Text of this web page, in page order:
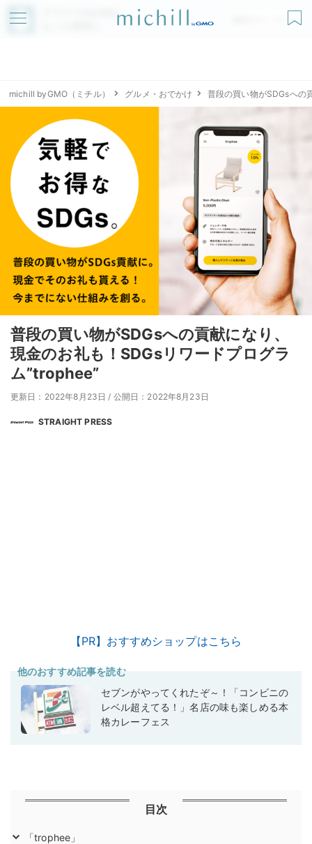
アプリでmichillが
無料ダウンロード
michill byGMO（ミチル） グルメ・おでかけ 普段の買い物がSDGsへの
普段の買い物がSDGsへの貢献になり、
現金のお礼も！SDGsリワードプログラ
ム”trophee”
更新日：2022年8月23日 / 公開日：2022年8月23日
STRAIGHT PRESS
【PR】おすすめショップはこちら
他のおすすめ記事を読む
セブンがやってくれたぞ～！「コンビニの
レベル超えてる！」名店の味も楽しめる本
格カレーフェス
目次
「trophee」